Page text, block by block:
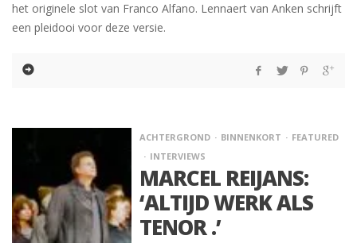
het originele slot van Franco Alfano. Lennaert van Anken schrijft
een pleidooi voor deze versie.
ACHTERGROND BINNENKORT
FEATURED
INTERVIEWS
MARCEL REIJANS:
‘ALTIJD WERK ALS
TENOR .’